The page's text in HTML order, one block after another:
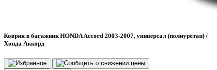
Коврик в багажник HONDA Accord 2003-2007, универсал (полиуретан) /
Хонда Аккорд